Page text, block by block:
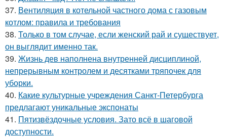
37. Вентиляция в котельной частного дома с газовым
котлом: правила и требования
38. Только в том случае, если женский рай и существует,
он выглядит именно так.
39. Жизнь дев наполнена внутренней дисциплиной,
непрерывным контролем и десятками тряпочек для
уборки.
40. Какие культурные учреждения Санкт-Петербурга
предлагают уникальные экспонаты
41. Пятизвёздочные условия. Зато всё в шаговой
доступности.